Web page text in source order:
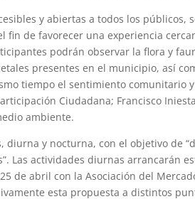
y abiertas a todos los públicos,
fin de favorecer una experiencia
podrán observar la flora y
presentes en el municipio, así
tiempo el sentimiento comunitario
Ciudadana; Francisco
ambiente.
y nocturna, con el objetivo de
Las actividades diurnas arrancarán
de abril con la Asociación del
esta propuesta a distintos